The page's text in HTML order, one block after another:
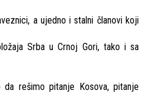
a ujedno i stalni članovi koji
Srba u Crnoj Gori, tako i sa
da rešimo pitanje Kosova, pitanje